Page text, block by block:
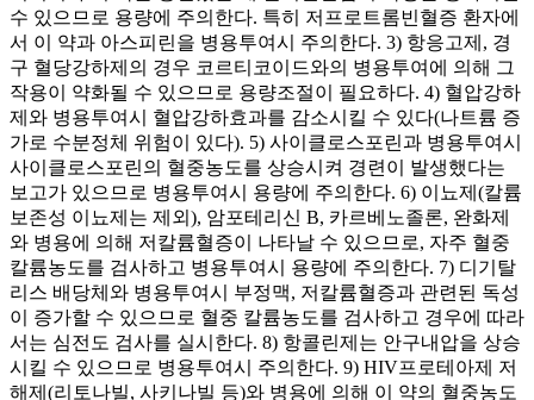
수 있으므로 용량에 주의한다. 특히 저프로트롬빈혈증 환자에
서 이 약과 아스피린을 병용투여시 주의한다. 3) 항응고제, 경
구 혈당강하제의 경우 코르티코이드와의 병용투여에 의해 그
작용이 약화될 수 있으므로 용량조절이 필요하다. 4) 혈압강하
제와 병용투여시 혈압강하효과를 감소시킬 수 있다(나트륨 증
가로 수분정체 위험이 있다). 5) 사이클로스포린과 병용투여시
사이클로스포린의 혈중농도를 상승시켜 경련이 발생했다는
보고가 있으므로 병용투여시 용량에 주의한다. 6) 이뇨제(칼륨
보존성 이뇨제는 제외), 암포테리신 B, 카르베노졸론, 완화제
와 병용에 의해 저칼륨혈증이 나타날 수 있으므로, 자주 혈중
칼륨농도를 검사하고 병용투여시 용량에 주의한다. 7) 디기탈
리스 배당체와 병용투여시 부정맥, 저칼륨혈증과 관련된 독성
이 증가할 수 있으므로 혈중 칼륨농도를 검사하고 경우에 따라
서는 심전도 검사를 실시한다. 8) 항콜린제는 안구내압을 상승
시킬 수 있으므로 병용투여시 주의한다. 9) HIV프로테아제 저
해제(리토나빌, 사키나빌 등)와 병용에 의해 이 약의 혈중농도